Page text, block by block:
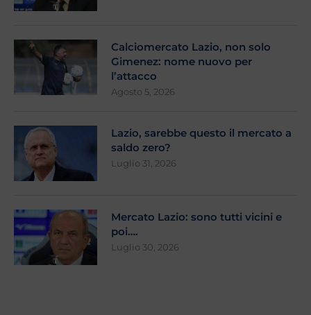
Calciomercato Lazio, non solo
Gimenez: nome nuovo per
l’attacco
Agosto 5, 2026
Lazio, sarebbe questo il mercato a
saldo zero?
Luglio 31, 2026
Mercato Lazio: sono tutti vicini e
poi….
Luglio 30, 2026